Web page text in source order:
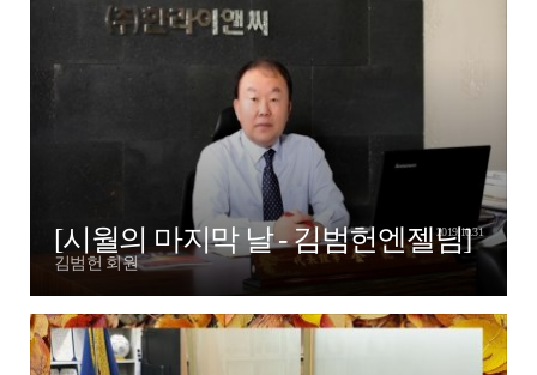
[시월의 마지막 날 - 김범헌엔젤님]
김범헌 회원
2019.10.31